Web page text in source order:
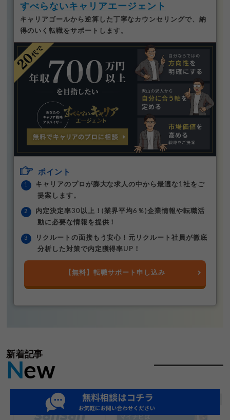
すべらないキャリアエージェント
キャリアゴールから逆算した丁寧なカウンセリングで、納
得のいく転職をサポートします。
ポイント
キャリアのプロが膨大な求人の中から最適な1社をご
提案します。
内定決定率30以上！(業界平均6％)企業情報や転職活
動に必要な情報を提供！
リクルートの面接もう安心！元リクルート社員が徹底
分析した対策で内定獲得率UP！
【無料】転職サポート申し込み
新着記事
New